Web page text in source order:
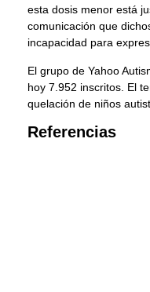
esta dosis menor está
comunicación que
incapacidad para
El grupo de Yahoo
hoy 7.952 inscritos. El
quelación de niños
Referencias